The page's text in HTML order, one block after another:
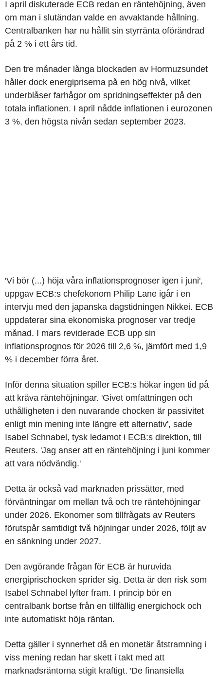
I april diskuterade ECB redan en räntehöjning, även
om man i slutändan valde en avvaktande hållning.
Centralbanken har nu hållit sin styrränta oförändrad
på 2 % i ett års tid.
Den tre månader långa blockaden av Hormuzsundet
håller dock energipriserna på en hög nivå, vilket
underblåser farhågor om spridningseffekter på den
totala inflationen. I april nådde inflationen i eurozonen
3 %, den högsta nivån sedan september 2023.
'Vi bör (...) höja våra inflationsprognoser igen i juni',
uppgav ECB:s chefekonom Philip Lane igår i en
intervju med den japanska dagstidningen Nikkei. ECB
uppdaterar sina ekonomiska prognoser var tredje
månad. I mars reviderade ECB upp sin
inflationsprognos för 2026 till 2,6 %, jämfört med 1,9
% i december förra året.
Inför denna situation spiller ECB:s hökar ingen tid på
att kräva räntehöjningar. 'Givet omfattningen och
uthålligheten i den nuvarande chocken är passivitet
enligt min mening inte längre ett alternativ', sade
Isabel Schnabel, tysk ledamot i ECB:s direktion, till
Reuters. 'Jag anser att en räntehöjning i juni kommer
att vara nödvändig.'
Detta är också vad marknaden prissätter, med
förväntningar om mellan två och tre räntehöjningar
under 2026. Ekonomer som tillfrågats av Reuters
förutspår samtidigt två höjningar under 2026, följt av
en sänkning under 2027.
Den avgörande frågan för ECB är huruvida
energiprischocken sprider sig. Detta är den risk som
Isabel Schnabel lyfter fram. I princip bör en
centralbank bortse från en tillfällig energichock och
inte automatiskt höja räntan.
Detta gäller i synnerhet då en monetär åtstramning i
viss mening redan har skett i takt med att
marknadsräntorna stigit kraftigt. 'De finansiella